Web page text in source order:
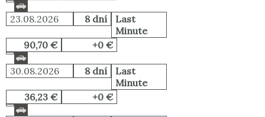
23.08.2026 8 dní
Last
Minute
90,70 €
+0 €
30.08.2026 8 dní
Last
Minute
36,23 €
+0 €